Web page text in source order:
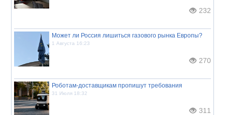
232
Может ли Россия лишиться газового рынка Европы?
1 Августа 16:23
270
Роботам-доставщикам пропишут требования
31 Июля 18:32
311